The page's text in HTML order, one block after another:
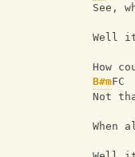
See,
Well
How
B#mFC
Not
When